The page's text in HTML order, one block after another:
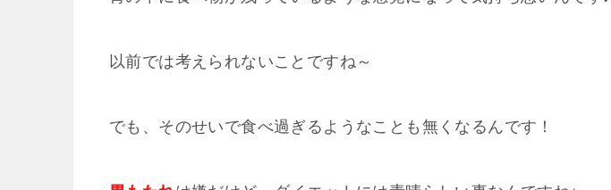
以前では考えられないことですね～
でも、そのせいで食べ過ぎるようなことも無くなるんです！